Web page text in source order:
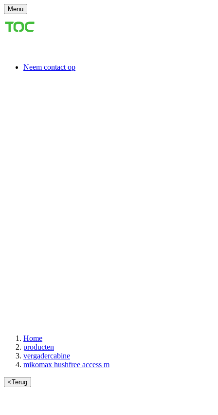
Menu
Neem contact op
Home
producten
vergadercabine
mikomax hushfree access m
<Terug